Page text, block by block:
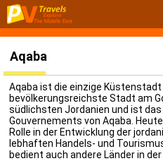
Aqaba
Aqaba ist die einzige
bevölkerungsreichste Stadt am
südlichsten Jordanien und ist
Gouvernements von Aqaba.
Rolle in der Entwicklung der
lebhaften Handels- und
bedient auch andere Länder in der